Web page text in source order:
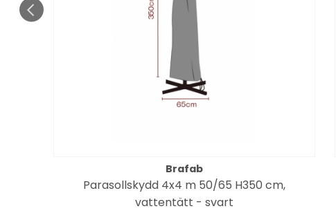
Brafab
Parasollskydd 4x4 m 50/65 H350 cm,
vattentätt - svart